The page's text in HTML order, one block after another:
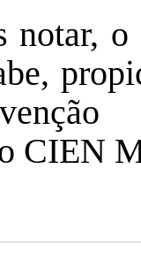
notar,
CIEN